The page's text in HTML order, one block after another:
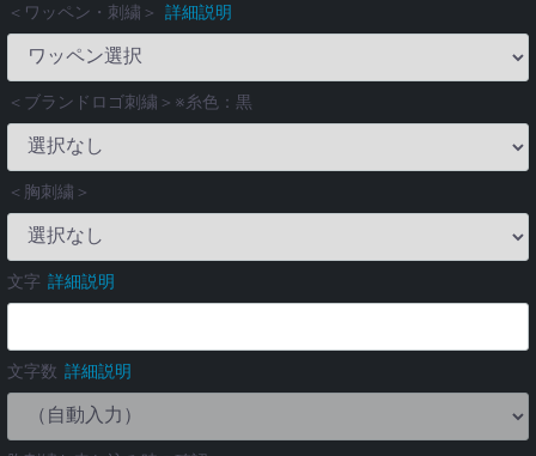
＜ワッペン・刺繍＞
詳細説明
＜ブランドロゴ刺繍＞※糸色：黒
＜胸刺繍＞
文字 詳細説明
文字数 詳細説明